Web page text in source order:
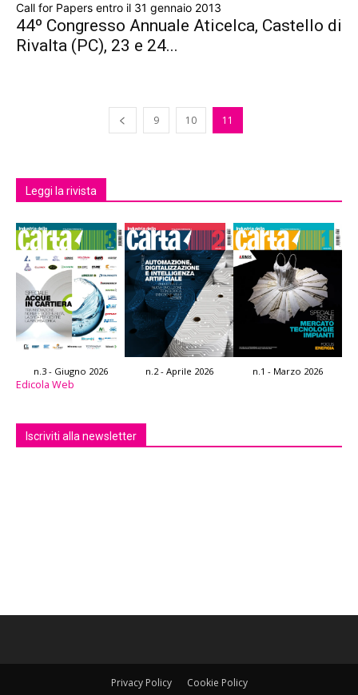
Call for Papers entro il 31 gennaio 2013
44º Congresso Annuale Aticelca, Castello di
Rivalta (PC), 23 e 24...
9 10 11
Leggi la rivista
n.3 - Giugno 2026 n.2 - Aprile 2026 n.1 - Marzo 2026
Edicola Web
Iscriviti alla newsletter
Privacy Policy Cookie Policy